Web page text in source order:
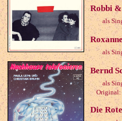
Robbi
als
als
Bernd
als
Original:
Die